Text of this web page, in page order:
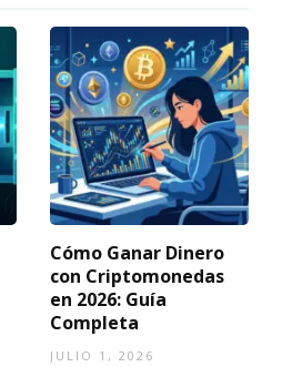
Cómo Ganar Dinero
con Criptomonedas
en 2026: Guía
Completa
JULIO 1, 2026